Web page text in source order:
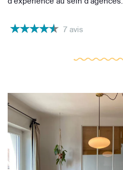
7 avis